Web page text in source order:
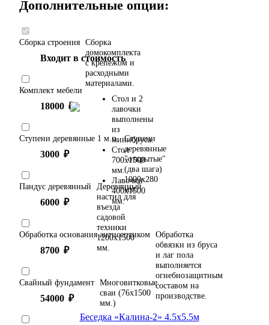
Дополнительные опции:
Сборка строения Сборка
домокомплекта
с крепежом и
расходными
материалами.
Входит в стоимость
Комплект мебели
Стол и 2
лавочки
выполнены
из
минибруса.
Стол
700х1500
мм.
Лавочки
400х1500
мм.
18000 ₽
Ступени деревянные 1 м.п. Ступени
деревянные
"открытые"
(два шага)
1000х280
мм.
3000 ₽
Пандус деревянный
Деревянный
настил для
въезда
садовой
техники
1200х1500
мм.
6000 ₽
Обработка основания антисептиком Обработка
обвязки из бруса
и лаг пола
выполняется
огнебиозащитным
составом на
производстве.
8700 ₽
Свайный фундамент Многовитковые
сваи (76х1500
мм.)
54000 ₽